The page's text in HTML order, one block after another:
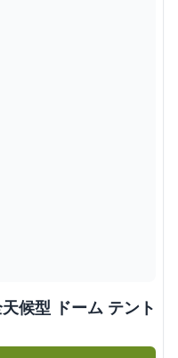
候型 ドーム テント